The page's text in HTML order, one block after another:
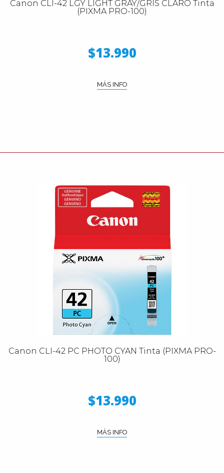
Canon CLI-42 LGY LIGHT GRAY/GRIS CLARO Tinta
(PIXMA PRO-100)
$13.990
MÁS INFO
Canon CLI-42 PC PHOTO CYAN Tinta (PIXMA PRO-
100)
$13.990
MÁS INFO